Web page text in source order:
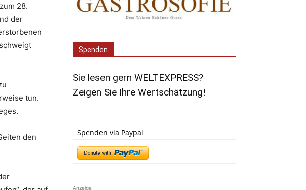
28.
der
tun.
den
Spenden
Sie lesen gern WELTEXPRESS?
Zeigen Sie Ihre Wertschätzung!
Spenden via Paypal
Anzeige